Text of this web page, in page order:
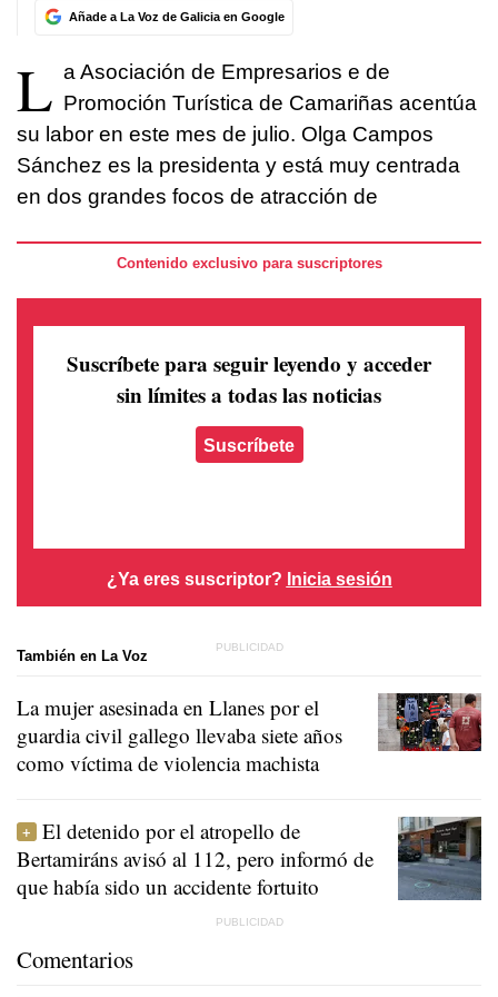
Añade a La Voz de Galicia en Google
L a Asociación de Empresarios e de
Promoción Turística de Camariñas acentúa
su labor en este mes de julio. Olga Campos
Sánchez es la presidenta y está muy centrada
en dos grandes focos de atracción de
Contenido exclusivo para suscriptores
Suscríbete para seguir leyendo y acceder
sin límites a todas las noticias
Suscríbete
¿Ya eres suscriptor? Inicia sesión
También en La Voz
La mujer asesinada en Llanes por el
guardia civil gallego llevaba siete años
como víctima de violencia machista
El detenido por el atropello de
Bertamiráns avisó al 112, pero informó de
que había sido un accidente fortuito
Comentarios